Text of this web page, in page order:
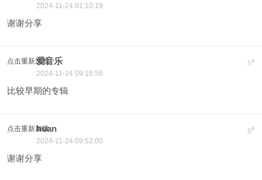
2024-11-24 01:10:19
谢谢分享
点击重新加载 5#
爱音乐
2024-11-24 09:16:56
比较早期的专辑
点击重新加载 6#
huan
2024-11-24 09:52:00
谢谢分享